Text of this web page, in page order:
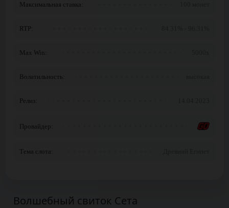
Максимальная ставка:
RTP:
Max Win:
Волатильность:
Релиз:
Провайдер:
Тема слота:
Волшебный свиток Сета